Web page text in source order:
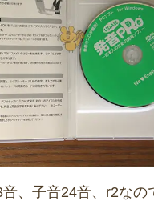
、子音24音、r2なの